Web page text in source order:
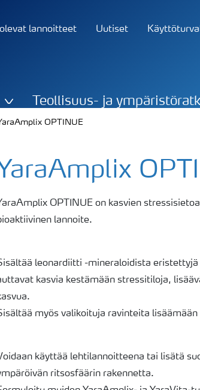
lannoitteet Uutiset
Teollisuus- ja
OPTINUE
OPTINUE on kasvien
lannoite.
leonardiitti -mineraloidista
kasvia kestämään stressitiloja,
myös valikoituja ravinteita
käyttää lehtilannoitteena tai lisätä
ritsosfäärin rakennetta.